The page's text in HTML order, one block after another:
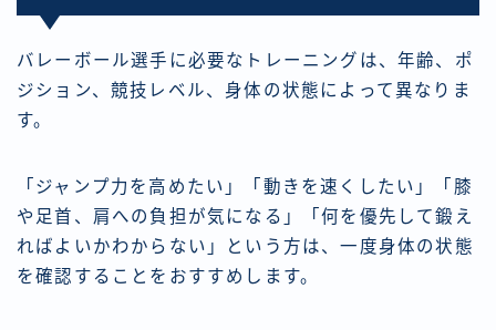
バレーボール選手に必要なトレーニングは、年齢、ポ
ジション、競技レベル、身体の状態によって異なりま
す。
「ジャンプ力を高めたい」「動きを速くしたい」「膝
や足首、肩への負担が気になる」「何を優先して鍛え
ればよいかわからない」という方は、一度身体の状態
を確認することをおすすめします。